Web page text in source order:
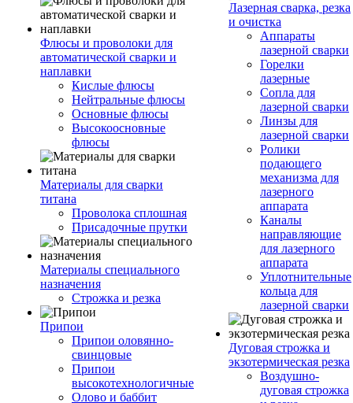
Флюсы и проволоки для
автоматической сварки и
наплавки
Кислые флюсы
Нейтральные флюсы
Основные флюсы
Высокоосновные
флюсы
Материалы для сварки
титана
Проволока сплошная
Присадочные прутки
Материалы специального
назначения
Строжка и резка
Припои
Припои оловянно-
свинцовые
Припои
высокотехнологичные
Олово и баббит
Лазерная сварка, резка
и очистка
Аппараты
лазерной сварки
Горелки
лазерные
Сопла для
лазерной сварки
Линзы для
лазерной сварки
Ролики
подающего
механизма для
лазерного
аппарата
Каналы
направляющие
для лазерного
аппарата
Уплотнительные
кольца для
лазерной сварки
Дуговая строжка и
экзотермическая резка
Воздушно-
дуговая строжка